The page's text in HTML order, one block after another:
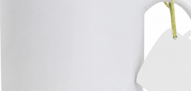
Guarda-chuvas
Produtos de Imã
Mantas e Silicone 3D
Máscara